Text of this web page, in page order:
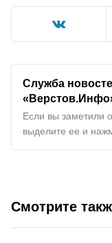
Служба
Если вы заметили
выделите ее и
Смотрите